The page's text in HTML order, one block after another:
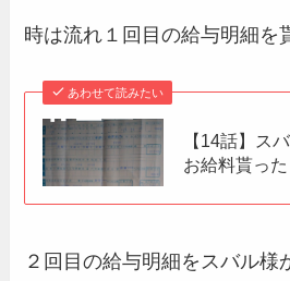
時は流れ１回目の給与明細を
あわせて読みたい
【14話】ス
お給料貰っ
２回目の給与明細をスバル様